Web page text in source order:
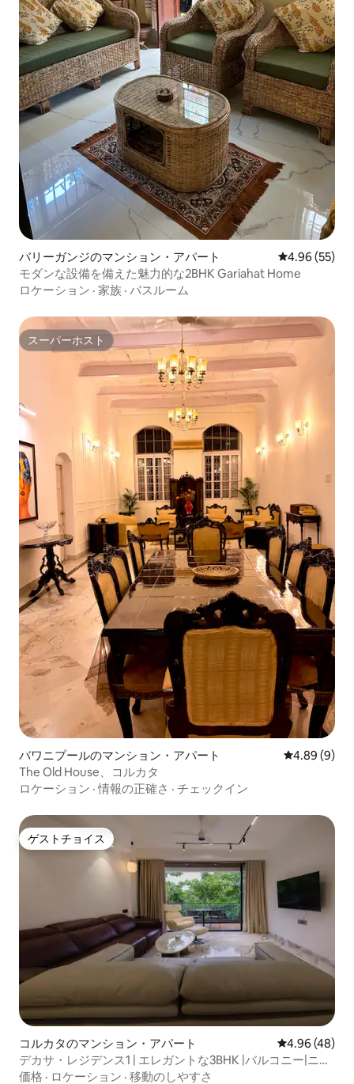
バリーガンジのマンション・アパート レビュー55
4.96 (55)
モダンな設備を備えた魅力的な2BHK Gariahat Home
ロケーション · 家族 · バスルーム
スーパーホスト
スーパーホスト
バワニプールのマンション・アパート レビュー9件
4.89 (9)
The Old House、コルカタ
ロケーション ·情報の正確さ · チェックイン
ゲストチョイス
ゲストチョイス
コルカタのマンション・アパート レビュー48
4.96 (48)
デカサ・レジデンス1 | エレガントな3BHK |バルコニー|ニュ
ータウン
価格 · ロケーション · 移動のしやすさ